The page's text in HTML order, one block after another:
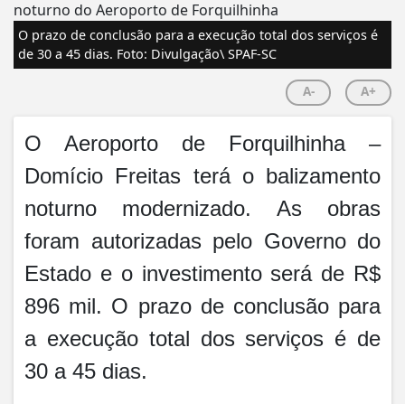
O prazo de conclusão para a execução total dos serviços é
de 30 a 45 dias. Foto: Divulgação\ SPAF-SC
A- A+
O Aeroporto de Forquilhinha –
Domício Freitas terá o balizamento
noturno modernizado. As obras
foram autorizadas pelo Governo do
Estado e o investimento será de R$
896 mil. O prazo de conclusão para
a execução total dos serviços é de
30 a 45 dias.